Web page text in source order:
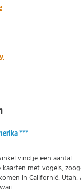
***
vind je een aantal
kaarten met vogels,
in Californië, Utah,